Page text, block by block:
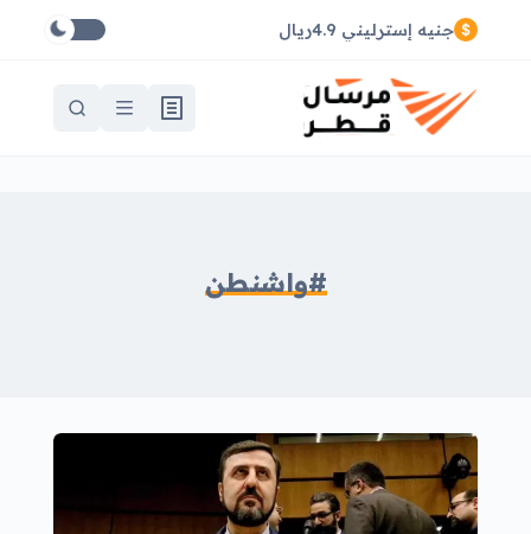
جنيه إسترليني 4.9ريال
#واشنطن